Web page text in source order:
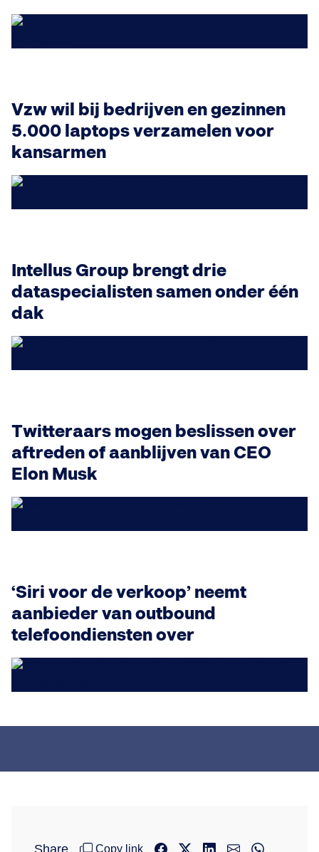
Vzw wil bij bedrijven en gezinnen
5.000 laptops verzamelen voor
kansarmen
Intellus Group brengt drie
dataspecialisten samen onder één
dak
Twitteraars mogen beslissen over
aftreden of aanblijven van CEO
Elon Musk
‘Siri voor de verkoop’ neemt
aanbieder van outbound
telefoondiensten over
Share Copy link